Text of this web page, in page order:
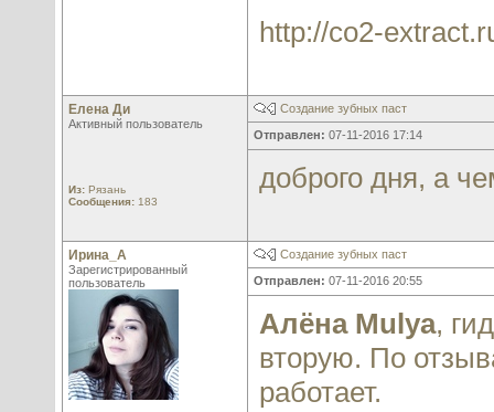
http://co2-
Елена Ди
Активный пользователь
Из: Рязань
Сообщения: 183
Создание зубных паст
Отправлен: 07-11-2016 17:14
доброго дня, а
Ирина_А
Зарегистрированный
пользователь
Создание зубных паст
Отправлен: 07-11-2016 20:55
Алёна Mulya,
вторую. По
работает.